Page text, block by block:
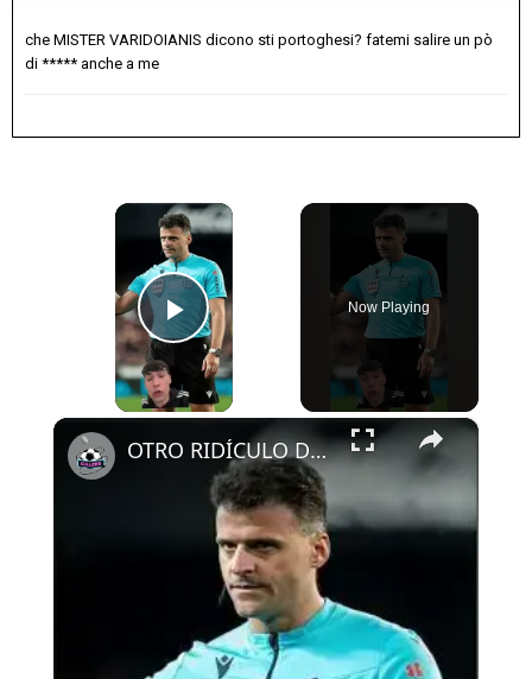
che MISTER VARIDOIANIS dicono sti portoghesi? fatemi salire un pò
di ***** anche a me
×
Play Video
Now Playing
×
OTRO RIDÍCULO DE GIL MANZANO